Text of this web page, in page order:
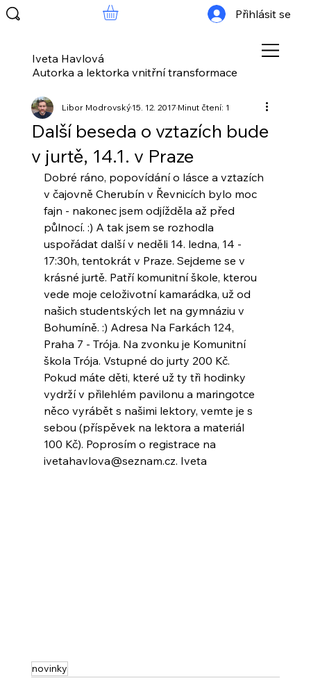
Iveta Havlová
Autorka a lektorka vnitřní transformace
Přihlásit se
Další beseda o vztazích bude
v jurtě, 14.1. v Praze
Libor Modrovský15. 12. 2017Minut čtení: 1
Dobré ráno, popovídání o lásce a vztazích
v čajovně Cherubín v Řevnicích bylo moc
fajn - nakonec jsem odjížděla až před
půlnocí. :) A tak jsem se rozhodla
uspořádat další v neděli 14. ledna, 14 -
17:30h, tentokrát v Praze. Sejdeme se v
krásné jurtě. Patří komunitní škole, kterou
vede moje celoživotní kamarádka, už od
našich studentských let na gymnáziu v
Bohumíně. :) Adresa Na Farkách 124,
Praha 7 - Trója. Na zvonku je Komunitní
škola Trója. Vstupné do jurty 200 Kč.
Pokud máte děti, které už ty tři hodinky
vydrží v přilehlém pavilonu a maringotce
něco vyrábět s našimi lektory, vemte je s
sebou (příspěvek na lektora a materiál
100 Kč). Poprosím o registrace na
ivetahavlova@seznam.cz. Iveta
novinky